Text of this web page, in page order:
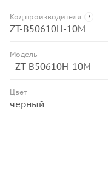
Код производителя ?
ZT-B50610H-10M
Модель
- ZT-B50610H-10M
Цвет
черный